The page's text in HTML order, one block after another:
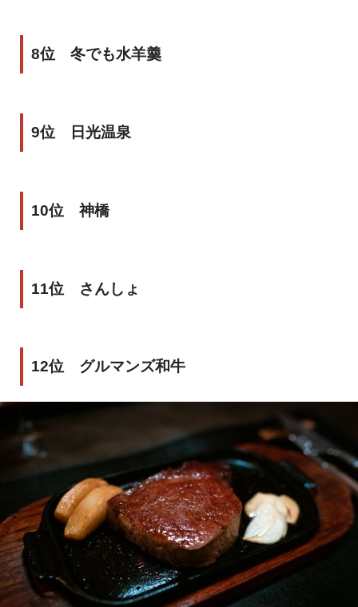
8位 冬でも水羊羹
9位 日光温泉
10位 神橋
11位 さんしょ
12位 グルマンズ和牛